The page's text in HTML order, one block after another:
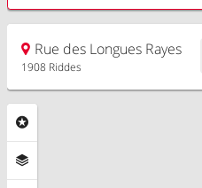
Rue des Longues Rayes
1908 Riddes